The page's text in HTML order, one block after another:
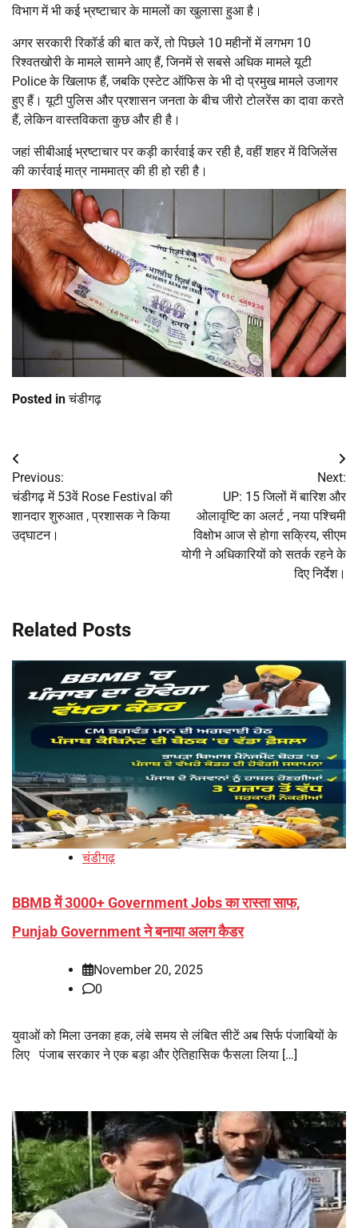
विभाग में भी कई भ्रष्टाचार के मामलों का खुलासा हुआ है।
अगर सरकारी रिकॉर्ड की बात करें, तो पिछले 10 महीनों में लगभग 10
रिश्वतखोरी के मामले सामने आए हैं, जिनमें से सबसे अधिक मामले यूटी
Police के खिलाफ हैं, जबकि एस्टेट ऑफिस के भी दो प्रमुख मामले उजागर
हुए हैं। यूटी पुलिस और प्रशासन जनता के बीच जीरो टोलरेंस का दावा करते
हैं, लेकिन वास्तविकता कुछ और ही है।
जहां सीबीआई भ्रष्टाचार पर कड़ी कार्रवाई कर रही है, वहीं शहर में विजिलेंस
की कार्रवाई मात्र नाममात्र की ही हो रही है।
Posted inचंडीगढ़
Post
navigation
Previous:
चंडीगढ़ में 53वें Rose Festival की
शानदार शुरुआत , प्रशासक ने किया
उद्घाटन।
Next:
UP: 15 जिलों में बारिश और
ओलावृष्टि का अलर्ट , नया पश्चिमी
विक्षोभ आज से होगा सक्रिय, सीएम
योगी ने अधिकारियों को सतर्क रहने के
दिए निर्देश।
Related Posts
चंडीगढ़
BBMB में 3000+ Government Jobs का रास्ता साफ,
Punjab Government ने बनाया अलग कैडर
November 20, 2025
0
युवाओं को मिला उनका हक, लंबे समय से लंबित सीटें अब सिर्फ पंजाबियों के
लिए पंजाब सरकार ने एक बड़ा और ऐतिहासिक फैसला लिया […]